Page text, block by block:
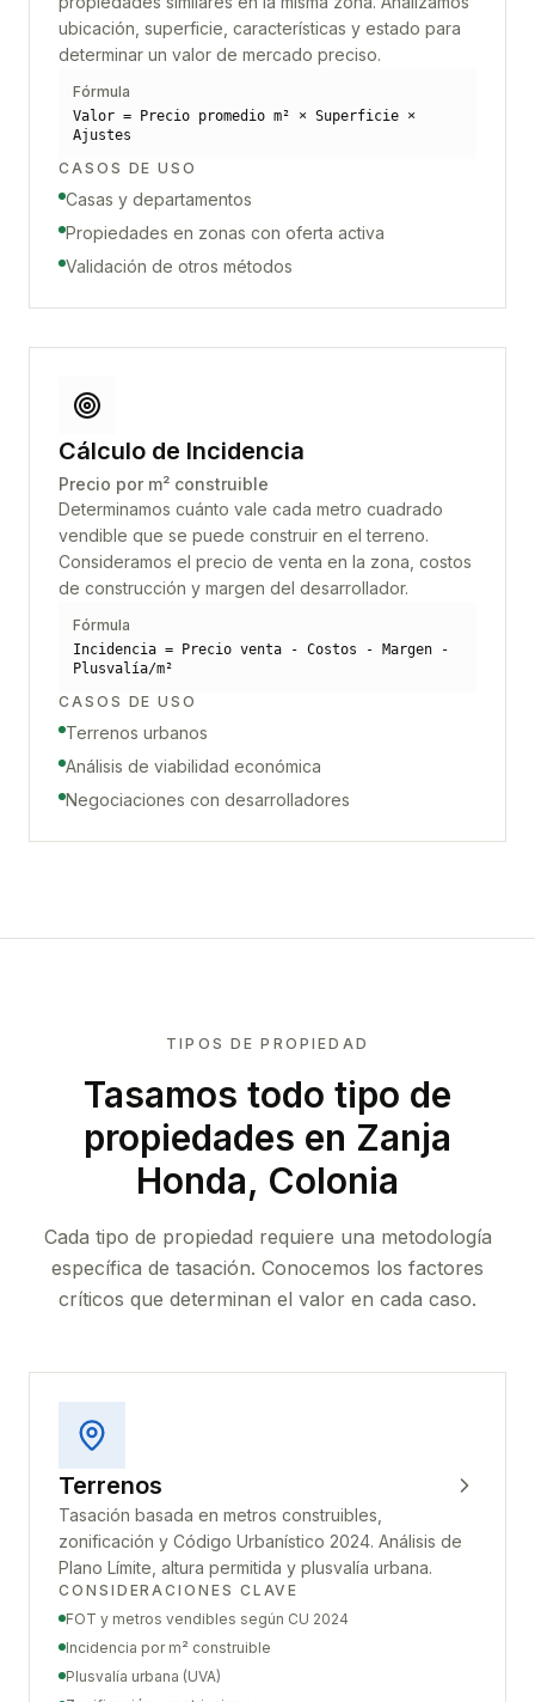
ubicación, superficie, características y estado para
determinar un valor de mercado preciso.
Fórmula
Valor = Precio promedio m² × Superficie ×
Ajustes
CASOS DE USO
Casas y departamentos
Propiedades en zonas con oferta activa
Validación de otros métodos
Cálculo de Incidencia
Precio por m² construible
Determinamos cuánto vale cada metro cuadrado
vendible que se puede construir en el terreno.
Consideramos el precio de venta en la zona, costos
de construcción y margen del desarrollador.
Fórmula
Incidencia = Precio venta - Costos - Margen -
Plusvalía/m²
CASOS DE USO
Terrenos urbanos
Análisis de viabilidad económica
Negociaciones con desarrolladores
TIPOS DE PROPIEDAD
Tasamos todo tipo de
propiedades en Zanja
Honda, Colonia
Cada tipo de propiedad requiere una metodología
específica de tasación. Conocemos los factores
críticos que determinan el valor en cada caso.
Terrenos
Tasación basada en metros construibles,
zonificación y Código Urbanístico 2024. Análisis de
Plano Límite, altura permitida y plusvalía urbana.
CONSIDERACIONES CLAVE
FOT y metros vendibles según CU 2024
Incidencia por m² construible
Plusvalía urbana (UVA)